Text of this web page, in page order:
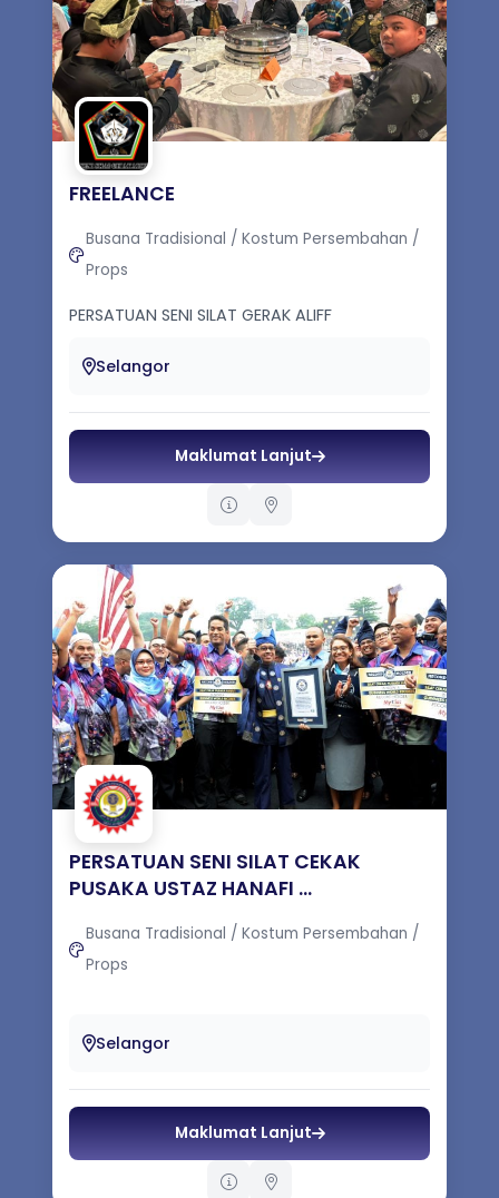
FREELANCE
Busana Tradisional / Kostum Persembahan /
Props
PERSATUAN SENI SILAT GERAK ALIFF
Selangor
Maklumat Lanjut
PERSATUAN SENI SILAT CEKAK
PUSAKA USTAZ HANAFI ...
Busana Tradisional / Kostum Persembahan /
Props
Hanafi Selangor atau lebih dikenali sebagai
Selangor
Maklumat Lanjut